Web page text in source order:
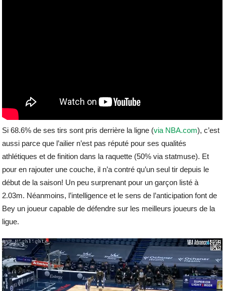
Si 68.6% de ses tirs sont pris derrière la ligne (via NBA.com), c’est
aussi parce que l’ailier n’est pas réputé pour ses qualités
athlétiques et de finition dans la raquette (50% via statmuse). Et
pour en rajouter une couche, il n’a contré qu’un seul tir depuis le
début de la saison! Un peu surprenant pour un garçon listé à
2.03m. Néanmoins, l’intelligence et le sens de l’anticipation font de
Bey un joueur capable de défendre sur les meilleurs joueurs de la
ligue.